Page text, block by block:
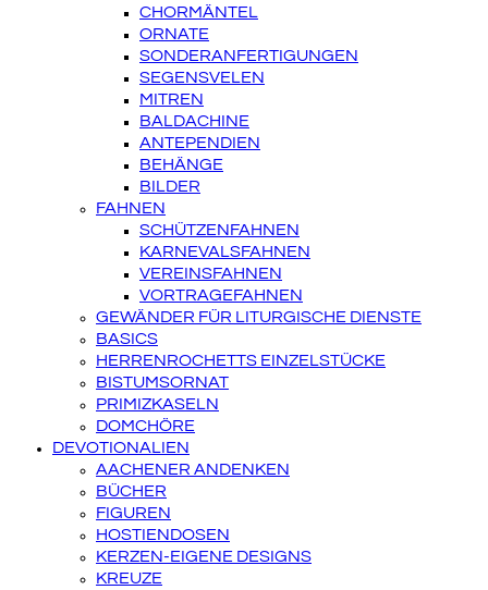
CHORMÄNTEL
ORNATE
SONDERANFERTIGUNGEN
SEGENSVELEN
MITREN
BALDACHINE
ANTEPENDIEN
BEHÄNGE
BILDER
FAHNEN
SCHÜTZENFAHNEN
KARNEVALSFAHNEN
VEREINSFAHNEN
VORTRAGEFAHNEN
GEWÄNDER FÜR LITURGISCHE DIENSTE
BASICS
HERRENROCHETTS EINZELSTÜCKE
BISTUMSORNAT
PRIMIZKASELN
DOMCHÖRE
DEVOTIONALIEN
AACHENER ANDENKEN
BÜCHER
FIGUREN
HOSTIENDOSEN
KERZEN-EIGENE DESIGNS
KREUZE